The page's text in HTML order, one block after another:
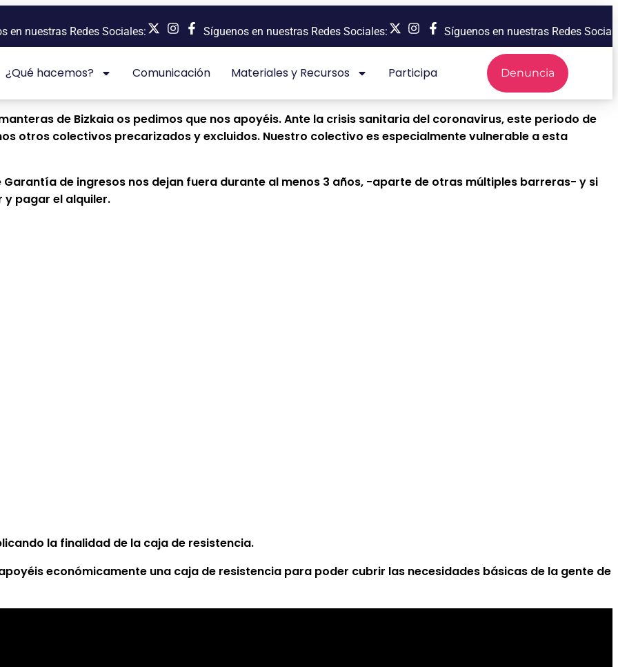
en nuestras Redes Sociales: Síguenos en nuestras Redes Sociales: Síguenos en nuestras Redes
¿Qué hacemos? Comunicación Materiales y Recursos Participa Denuncia
de Bizkaia os pedimos que nos apoyéis. Ante la crisis sanitaria del coronavirus, este periodo de
otros colectivos precarizados y excluidos. Nuestro colectivo es especialmente vulnerable a esta
Garantía de ingresos nos dejan fuera durante al menos 3 años, -aparte de otras múltiples barreras- y si
y pagar el alquiler.
la finalidad de la caja de resistencia.
económicamente una caja de resistencia para poder cubrir las necesidades básicas de la gente de